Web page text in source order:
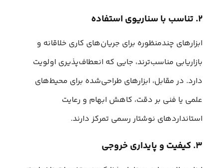
۲. تناسب با سناریوی استفاده
ابزارهای چندمنظوره برای جریان‌های کاری خلاقانه و
بازاریابی مناسب‌ترند، جایی که انعطاف‌پذیری اولویت
دارد. در مقابل، ابزارهای طراحی‌شده برای محیط‌های
علمی یا فنی بر دقت، کاهش ابهام و رعایت
استانداردهای نوشتار رسمی تمرکز دارند.
۳. کیفیت و پایداری خروجی